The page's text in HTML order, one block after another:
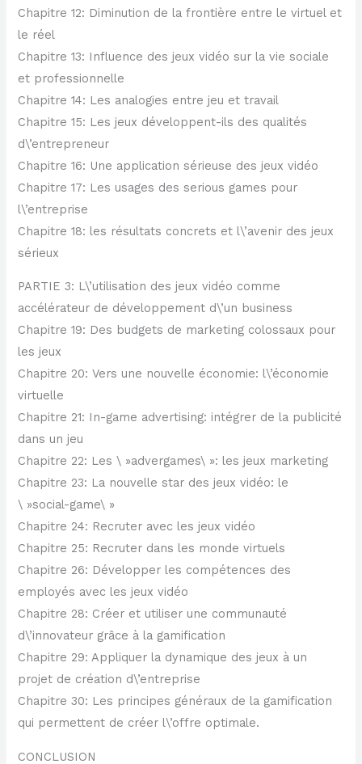
Chapitre 12: Diminution de la frontière entre le virtuel et
le réel
Chapitre 13: Influence des jeux vidéo sur la vie sociale
et professionnelle
Chapitre 14: Les analogies entre jeu et travail
Chapitre 15: Les jeux développent-ils des qualités
d\’entrepreneur
Chapitre 16: Une application sérieuse des jeux vidéo
Chapitre 17: Les usages des serious games pour
l\’entreprise
Chapitre 18: les résultats concrets et l\’avenir des jeux
sérieux
PARTIE 3: L\’utilisation des jeux vidéo comme
accélérateur de développement d\’un business
Chapitre 19: Des budgets de marketing colossaux pour
les jeux
Chapitre 20: Vers une nouvelle économie: l\’économie
virtuelle
Chapitre 21: In-game advertising: intégrer de la publicité
dans un jeu
Chapitre 22: Les \ »advergames\ »: les jeux marketing
Chapitre 23: La nouvelle star des jeux vidéo: le
\ »social-game\ »
Chapitre 24: Recruter avec les jeux vidéo
Chapitre 25: Recruter dans les monde virtuels
Chapitre 26: Développer les compétences des
employés avec les jeux vidéo
Chapitre 28: Créer et utiliser une communauté
d\’innovateur grâce à la gamification
Chapitre 29: Appliquer la dynamique des jeux à un
projet de création d\’entreprise
Chapitre 30: Les principes généraux de la gamification
qui permettent de créer l\’offre optimale.
CONCLUSION